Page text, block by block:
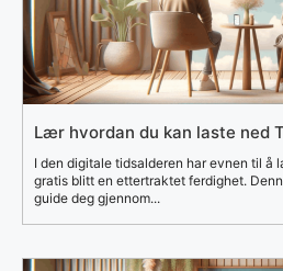
Lær hvordan du kan laste ned
I den digitale tidsalderen har evnen til å
gratis blitt en ettertraktet ferdighet.
guide deg gjennom...